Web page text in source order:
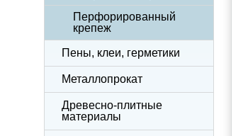
Перфорированный
крепеж
Пены, клеи, герметики
Металлопрокат
Древесно-плитные
материалы